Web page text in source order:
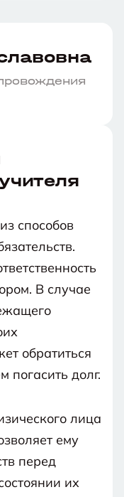
способов
В случае
обратиться
погасить долг.
лица
ему
перед
их